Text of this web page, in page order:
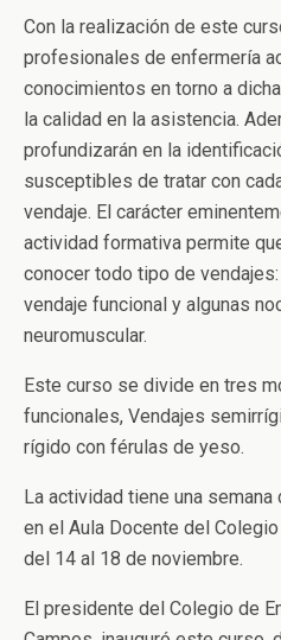
Con la realización de este
profesionales de enfermería
conocimientos en torno a
la calidad en la asistencia.
profundizarán en la
susceptibles de tratar con
vendaje. El carácter
actividad formativa permite
conocer todo tipo de
vendaje funcional y algunas
neuromuscular.
Este curso se divide en tres
funcionales, Vendajes
rígido con férulas de yeso.
La actividad tiene una
en el Aula Docente del
del 14 al 18 de noviembre.
El presidente del Colegio de